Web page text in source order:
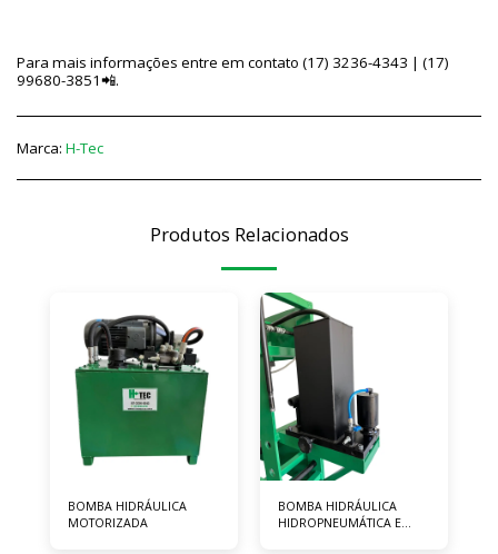
Para mais informações entre em contato (17) 3236-4343 | (17)
99680-3851📲.
Marca: H-Tec
Produtos Relacionados
BOMBA HIDRÁULICA
MOTORIZADA
BOMBA HIDRÁULICA
HIDROPNEUMÁTICA E